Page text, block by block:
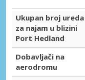
Ukupan broj ureda
za najam u blizini
Port Hedland
Dobavljači na
aerodromu